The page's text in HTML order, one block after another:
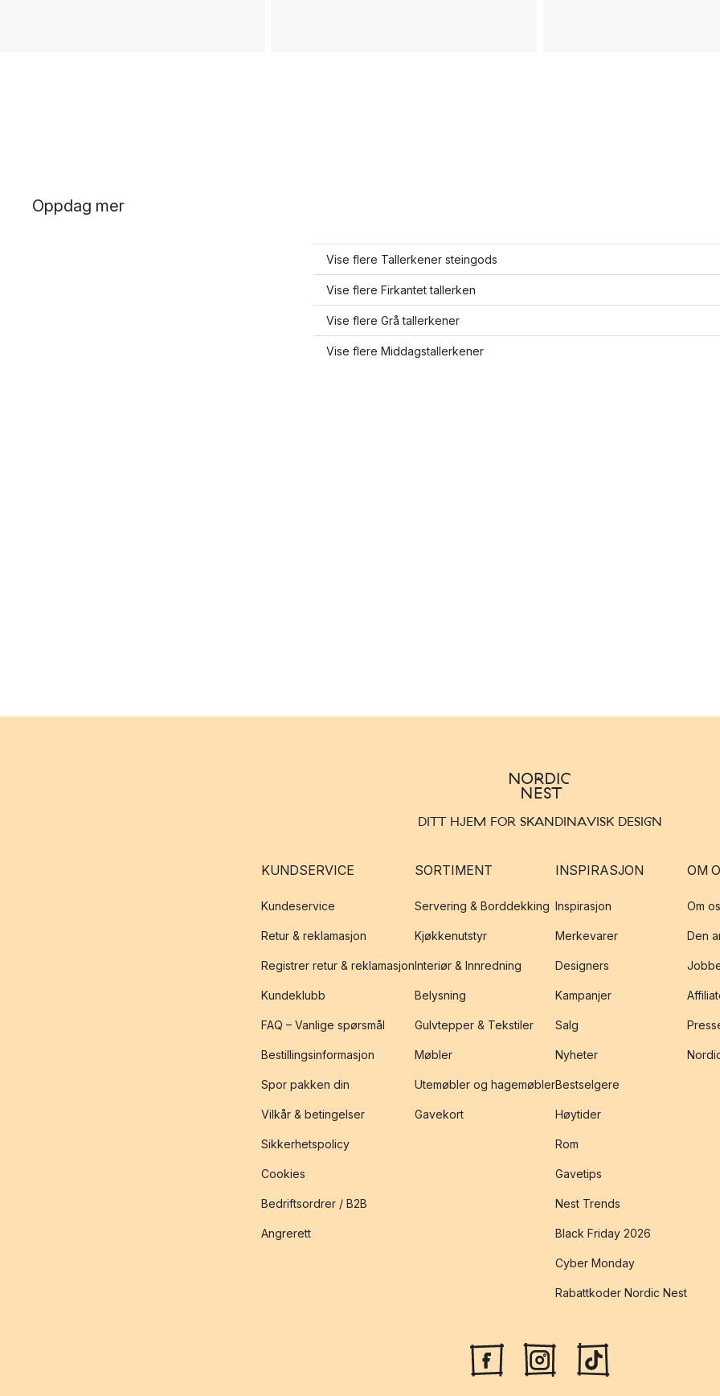
Oppdag mer
Vise flere Tallerkener steingods
Vise flere Firkantet tallerken
Vise flere Grå tallerkener
Vise flere Middagstallerkener
DITT HJEM FOR SKANDINAVISK DESIGN
KUNDSERVICE
Kundeservice
Retur & reklamasjon
Registrer retur & reklamasjon
Kundeklubb
FAQ – Vanlige spørsmål
Bestillingsinformasjon
Spor pakken din
Vilkår & betingelser
Sikkerhetspolicy
Cookies
Bedriftsordrer / B2B
Angrerett
SORTIMENT
Servering & Borddekking
Kjøkkenutstyr
Interiør & Innredning
Belysning
Gulvtepper & Tekstiler
Møbler
Utemøbler og hagemøbler
Gavekort
INSPIRASJON
Inspirasjon
Merkevarer
Designers
Kampanjer
Salg
Nyheter
Bestselgere
Høytider
Rom
Gavetips
Nest Trends
Black Friday 2026
Cyber Monday
Rabattkoder Nordic Nest
OM
Om
Den